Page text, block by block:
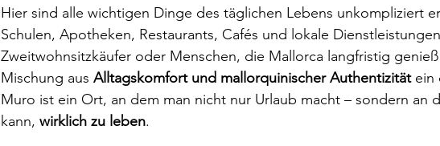
Hier sind alle wichtigen Dinge des täglichen Lebens unkompliziert
Schulen, Apotheken, Restaurants, Cafés und lokale
Zweitwohnsitzkäufer oder Menschen, die Mallorca langfristig
Mischung aus Alltagskomfort und mallorquinischer Authentizität ein
Muro ist ein Ort, an dem man nicht nur Urlaub macht – sondern an
kann, wirklich zu leben.